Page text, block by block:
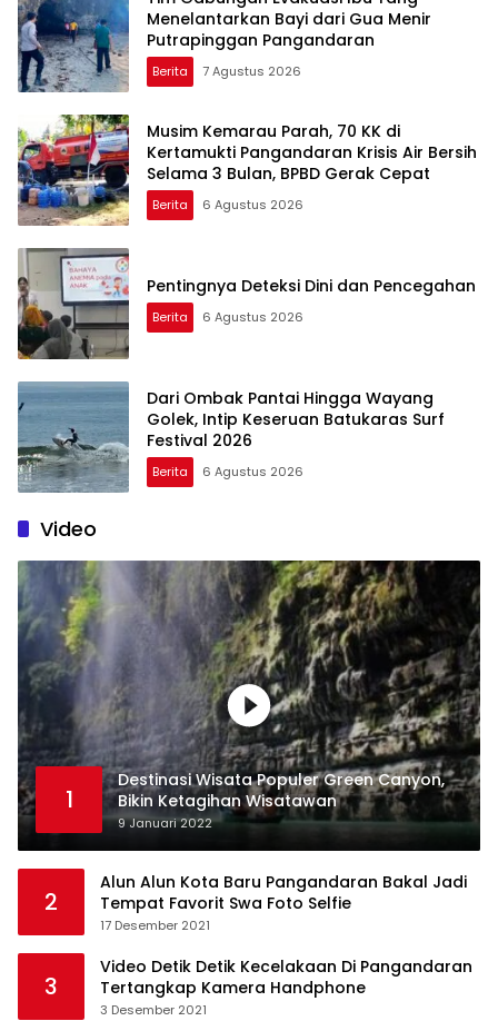
Menelantarkan Bayi dari Gua Menir
Putrapinggan Pangandaran
Berita 7 Agustus 2026
Musim Kemarau Parah, 70 KK di
Kertamukti Pangandaran Krisis Air Bersih
Selama 3 Bulan, BPBD Gerak Cepat
Berita 6 Agustus 2026
Pentingnya Deteksi Dini dan Pencegahan
Berita 6 Agustus 2026
Dari Ombak Pantai Hingga Wayang
Golek, Intip Keseruan Batukaras Surf
Festival 2026
Berita 6 Agustus 2026
Video
1
Destinasi Wisata Populer Green Canyon,
Bikin Ketagihan Wisatawan
9 Januari 2022
2
Alun Alun Kota Baru Pangandaran Bakal Jadi
Tempat Favorit Swa Foto Selfie
17 Desember 2021
3
Video Detik Detik Kecelakaan Di Pangandaran
Tertangkap Kamera Handphone
3 Desember 2021